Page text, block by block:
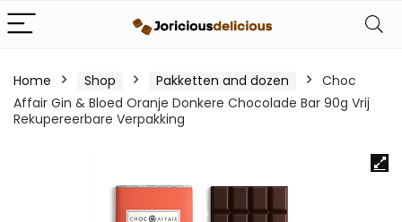
Home Shop Pakketten and dozen
Choc
Affair Gin & Bloed Oranje Donkere Chocolade Bar 90g Vrij
Rekupereerbare Verpakking